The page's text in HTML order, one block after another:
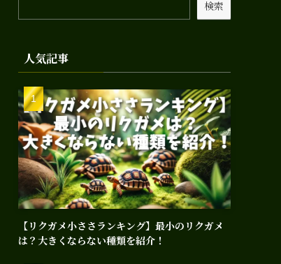
検索
人気記事
【リクガメ小ささランキング】最小のリクガメ
は？大きくならない種類を紹介！